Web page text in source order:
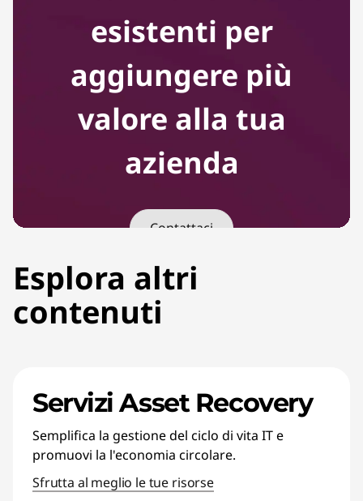
esistenti per
aggiungere più
valore alla tua
azienda
Contattaci
Esplora altri
contenuti
Servizi Asset Recovery
Semplifica la gestione del ciclo di vita IT e
promuovi la l'economia circolare.
Sfrutta al meglio le tue risorse